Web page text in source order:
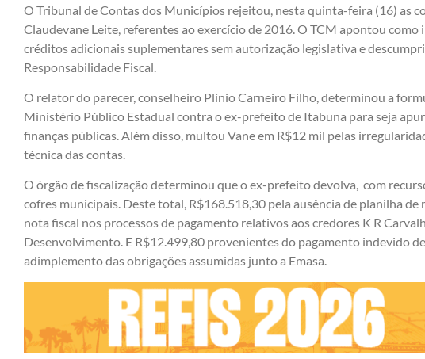
O Tribunal de Contas dos Municípios rejeitou, nesta quinta-feira (16) as
Claudevane Leite, referentes ao exercício de 2016. O TCM apontou
créditos adicionais suplementares sem autorização legislativa e
Responsabilidade Fiscal.
O relator do parecer, conselheiro Plínio Carneiro Filho, determinou a
Ministério Público Estadual contra o ex-prefeito de Itabuna para seja
finanças públicas. Além disso, multou Vane em R$12 mil pelas
técnica das contas.
O órgão de fiscalização determinou que o ex-prefeito devolva, com
cofres municipais. Deste total, R$168.518,30 pela ausência de planilha de
nota fiscal nos processos de pagamento relativos aos credores K R
Desenvolvimento. E R$12.499,80 provenientes do pagamento indevido
adimplemento das obrigações assumidas junto a Emasa.